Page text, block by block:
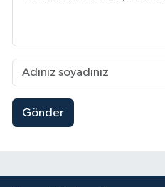
Gönder